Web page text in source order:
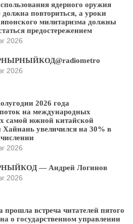
ядерного оружия
должна повториться, а уроки
милитаризма должны
предостережением
2026
2026
2026 года
на международных
самой южной китайской
увеличился на 30% в
2026
— Андрей Логинов
2026
встреча читателей пятого
о государственном управлении